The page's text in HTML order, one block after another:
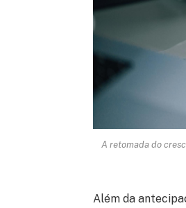
A retomada do
Além da